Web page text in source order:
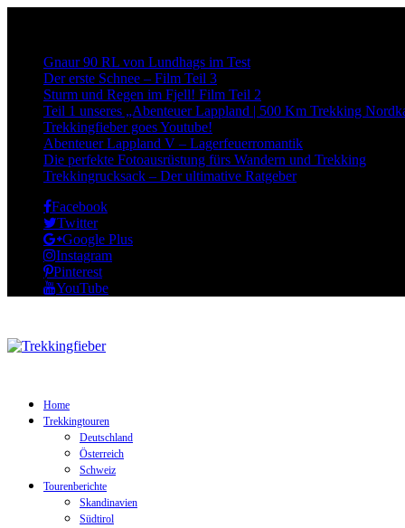
Gnaur 90 RL von Lundhags im Test
Der erste Schnee – Film Teil 3
Sturm und Regen im Fjell! Film Teil 2
Teil 1 unseres „Abenteuer Lappland | 500 Km Trekking
Trekkingfieber goes Youtube!
Abenteuer Lappland V – Lagerfeuerromantik
Die perfekte Fotoausrüstung fürs Wandern und Trekking
Trekkingrucksack – Der ultimative Ratgeber
Facebook
Twitter
Google Plus
Instagram
Pinterest
YouTube
Home
Trekkingtouren
Deutschland
Österreich
Schweiz
Tourenberichte
Skandinavien
Südtirol